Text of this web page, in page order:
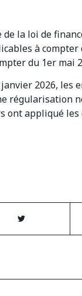
la loi de
à
du 1er mai
2026, les
ont appliqué les